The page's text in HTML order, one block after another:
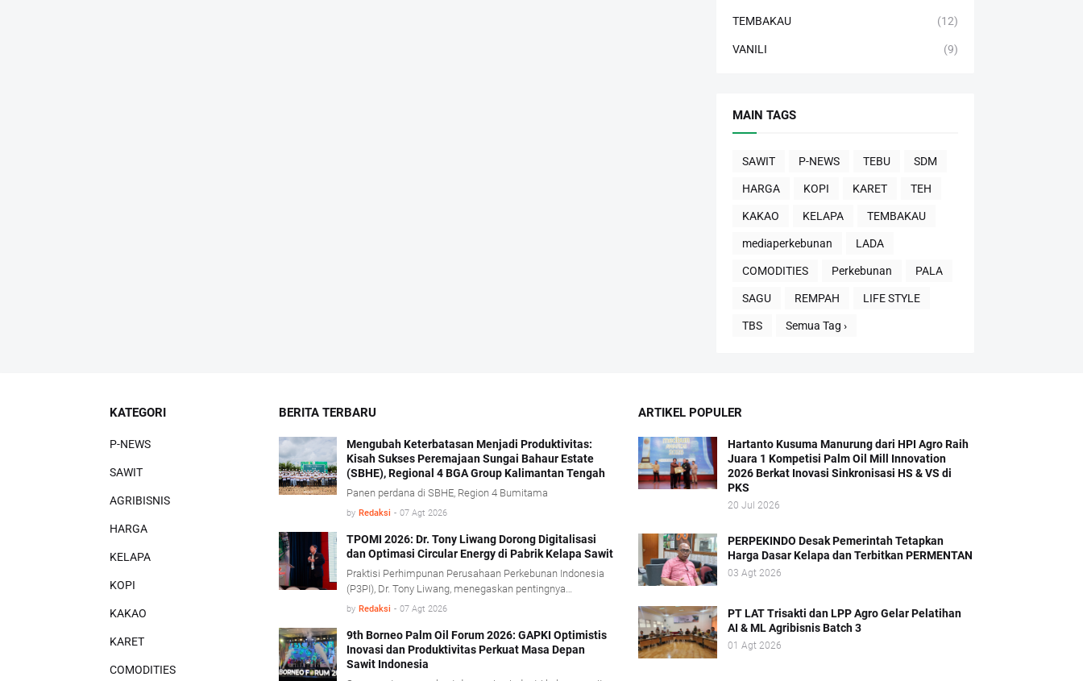
TEMBAKAU (12)
VANILI (9)
MAIN TAGS
SAWIT P-NEWS TEBU SDM
HARGA KOPI KARET TEH
KAKAO KELAPA TEMBAKAU
mediaperkebunan LADA
COMODITIES Perkebunan PALA
SAGU REMPAH LIFE STYLE
TBS Semua Tag ›
KATEGORI
P-NEWS
SAWIT
AGRIBISNIS
HARGA
KELAPA
KOPI
KAKAO
KARET
COMODITIES
BERITA TERBARU
Mengubah Keterbatasan Menjadi Produktivitas:
Kisah Sukses Peremajaan Sungai Bahaur Estate
(SBHE), Regional 4 BGA Group Kalimantan Tengah
Panen perdana di SBHE, Region 4 Bumitama
by Redaksi - 07 Agt 2026
TPOMI 2026: Dr. Tony Liwang Dorong Digitalisasi
dan Optimasi Circular Energy di Pabrik Kelapa Sawit
Praktisi Perhimpunan Perusahaan Perkebunan Indonesia
(P3PI), Dr. Tony Liwang, menegaskan pentingnya
pemanfaatan teknologi modern dalam pengawasan
(circular energy).
by Redaksi - 07 Agt 2026
9th Borneo Palm Oil Forum 2026: GAPKI Optimistis
Inovasi dan Produktivitas Perkuat Masa Depan
Sawit Indonesia
ARTIKEL POPULER
Hartanto Kusuma Manurung dari HPI Agro Raih
Juara 1 Kompetisi Palm Oil Mill Innovation
2026 Berkat Inovasi Sinkronisasi HS & VS di
PKS
20 Jul 2026
PERPEKINDO Desak Pemerintah Tetapkan
Harga Dasar Kelapa dan Terbitkan PERMENTAN
03 Agt 2026
PT LAT Trisakti dan LPP Agro Gelar Pelatihan
AI & ML Agribisnis Batch 3
01 Agt 2026